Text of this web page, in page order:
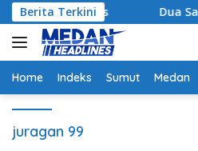
Langsung
ke
konten
Berita Terkini Dua Saksi
Home Indeks Sumut Medan
juragan 99